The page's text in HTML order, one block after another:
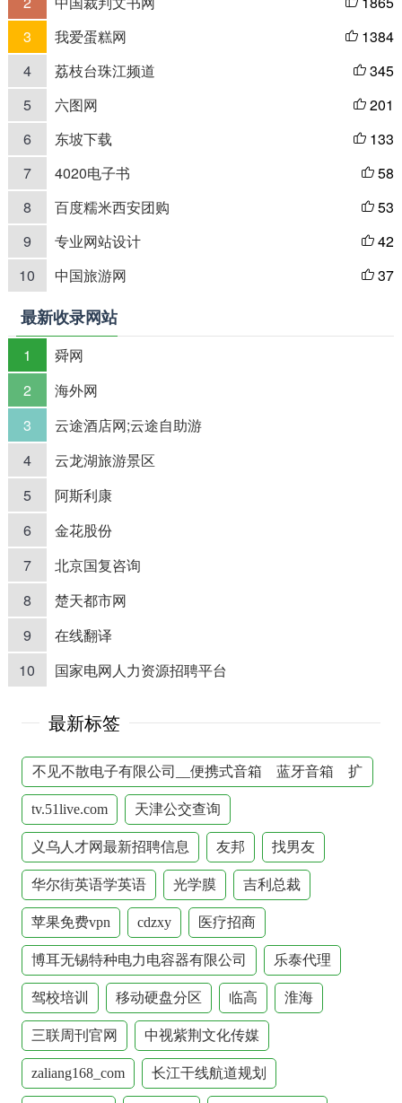

3
我爱蛋糕网  1384
4
荔枝台珠江频道  345
5
六图网  201
6
东坡下载  133
7
4020电子书  58
8
百度糯米西安团购  53
9
专业网站设计  42
10
中国旅游网  37
最新收录网站
1
舜网
2
海外网
3
云途酒店网;云途自助游
4
云龙湖旅游景区
5
阿斯利康
6
金花股份
7
北京国复咨询
8
楚天都市网
9
在线翻译
10
国家电网人力资源招聘平台
最新标签
不见不散电子有限公司__便携式音箱 蓝牙音箱 扩
音器__视频机
tv.51live.com 天津公交查询
义乌人才网最新招聘信息 友邦 找男友
华尔街英语学英语 光学膜 吉利总裁
苹果免费vpn cdzxy 医疗招商
博耳无锡特种电力电容器有限公司 乐泰代理
驾校培训 移动硬盘分区 临高 淮海
三联周刊官网 中视紫荆文化传媒
zaliang168_com 长江干线航道规划